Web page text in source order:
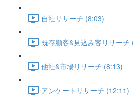
自社リサーチ (8:03)
既存顧客&見込み客リサーチ
他社&市場リサーチ (8:13)
アンケートリサーチ (12:11)